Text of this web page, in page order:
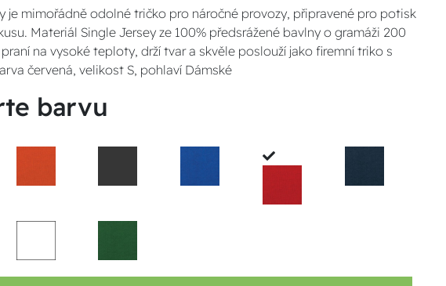
je mimořádně odolné tričko pro náročné provozy, připravené pro potisk
Materiál Single Jersey ze 100% předsrážené bavlny o gramáži 200
na vysoké teploty, drží tvar a skvěle poslouží jako firemní triko s
červená, velikost S, pohlaví Dámské
barvu